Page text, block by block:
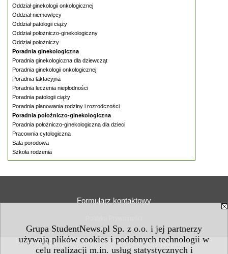
Grupa StudentNews.pl Sp. z o.o. i jej partnerzy
używają plików cookies i podobnych technologii w
celu realizacji m.in. usług statystycznych i
Oddział ginekologii onkologicznej
Oddział niemowlęcy
Oddział patologii ciąży
Oddział położniczo-ginekologiczny
Oddział położniczy
Poradnia ginekologiczna
Poradnia ginekologiczna dla dziewcząt
Poradnia ginekologii onkologicznej
Poradnia laktacyjna
Poradnia leczenia niepłodności
Poradnia patologii ciąży
Poradnia planowania rodziny i rozrodczości
Poradnia położniczo-ginekologiczna
Poradnia położniczo-ginekologiczna dla dzieci
Pracownia cytologiczna
Sala porodowa
Szkoła rodzenia
Formularz kontaktowy